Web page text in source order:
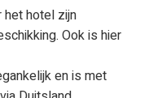
hotel zijn
Ook is hier
en is met